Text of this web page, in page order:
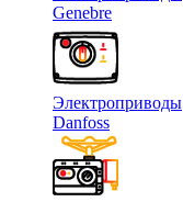
Genebre
Электроприводы
Danfoss